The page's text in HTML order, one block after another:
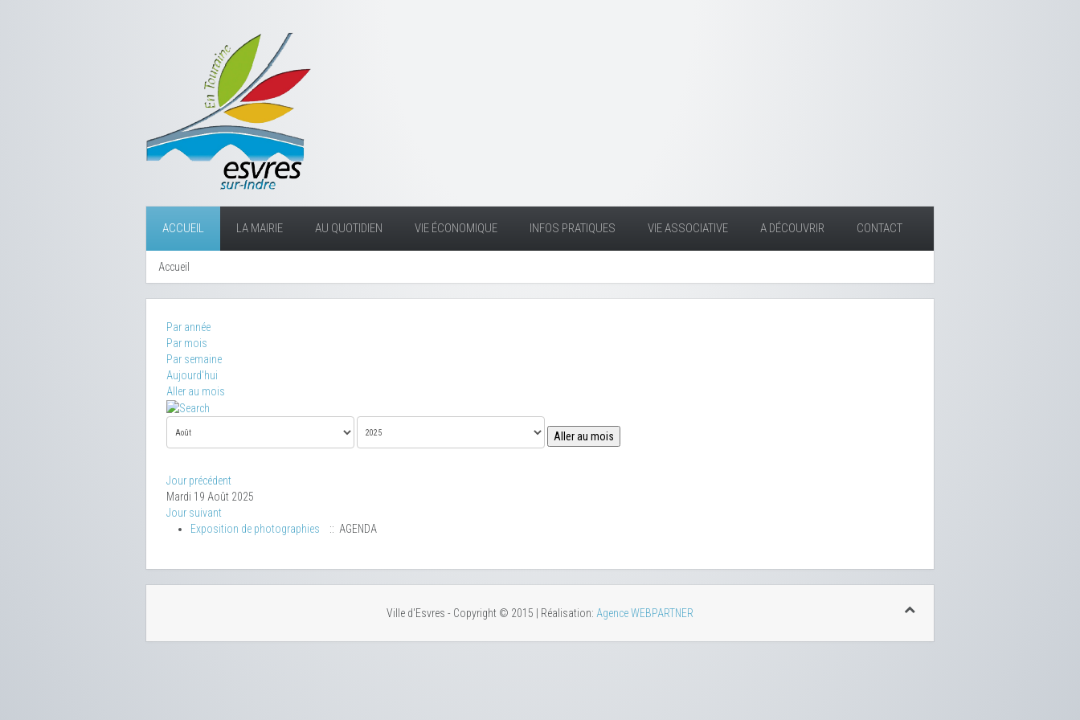
ACCUEIL LA MAIRIE AU QUOTIDIEN VIE ÉCONOMIQUE INFOS PRATIQUES VIE ASSOCIATIVE A DÉCOUVRIR CONTACT
Accueil
Par année
Par mois
Par semaine
Aujourd'hui
Aller au mois
Aller au mois
Jour précédent
Mardi 19 Août 2025
Jour suivant
Exposition de photographies
:: AGENDA
Ville d'Esvres - Copyright © 2015 | Réalisation: Agence WEBPARTNER